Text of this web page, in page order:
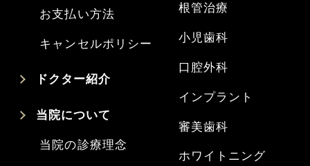
お支払い方法
キャンセルポリシー
ドクター紹介
当院について
当院の診療理念
根管治療
小児歯科
口腔外科
インプラント
審美歯科
ホワイトニング